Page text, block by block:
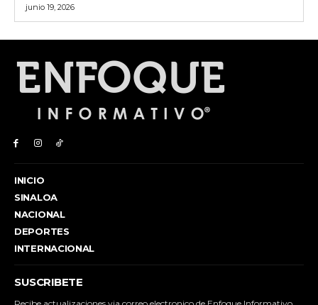
junio 19, 2026
INICIO
SINALOA
NACIONAL
DEPORTES
INTERNACIONAL
SUSCRIBETE